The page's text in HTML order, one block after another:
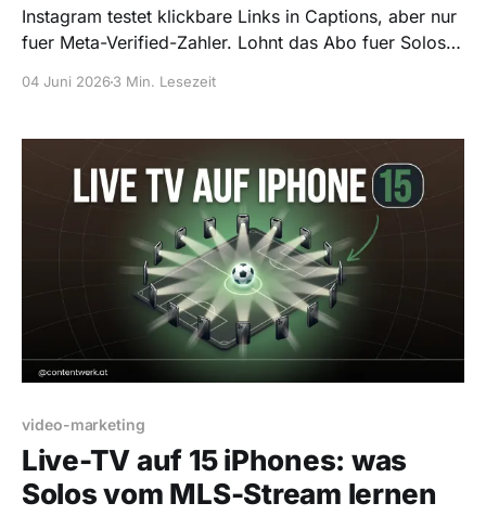
Instagram testet klickbare Links in Captions, aber nur
fuer Meta-Verified-Zahler. Lohnt das Abo fuer Solos?
04 Juni 20263 Min. Lesezeit
video-marketing
Live-TV auf 15 iPhones: was
Solos vom MLS-Stream lernen